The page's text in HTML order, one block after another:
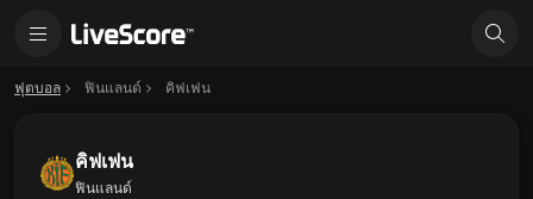
ฟุตบอล ฟินแลนด์ คิฟเฟน
คิฟเฟน
ฟินแลนด์